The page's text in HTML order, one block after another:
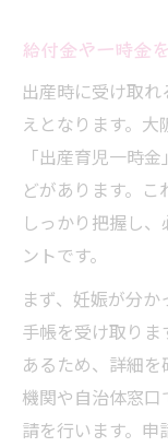
給付金や一時金
出産時に受け取
えとなります。
「出産育児一時
どがあります。
しっかり把握し
ントです。
まず、妊娠が分
手帳を受け取り
あるため、詳細
機関や自治体窓
請を行います。